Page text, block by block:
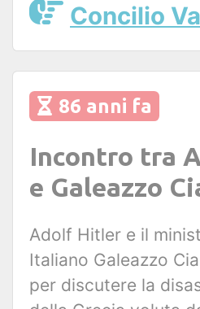
Concilio
86 anni fa
Incontro tra
e Galeazzo
Adolf Hitler e il
Italiano Galeazzo
per discutere la